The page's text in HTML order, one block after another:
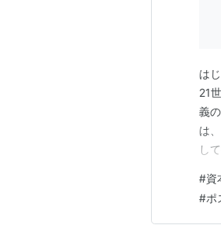
は
21
義
は
し
出
「
#資
#ポ